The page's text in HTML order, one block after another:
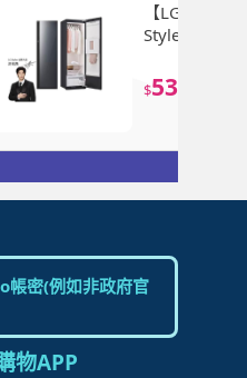
【LG 樂金】
Styler☆ 蒸氣
蒸氣掛燙款
$53,900
帳密(例如非政府官
物APP